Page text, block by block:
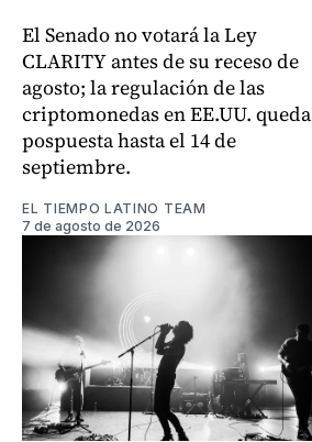
El Senado no votará la Ley
CLARITY antes de su receso de
agosto; la regulación de las
criptomonedas en EE.UU. queda
pospuesta hasta el 14 de
septiembre.
EL TIEMPO LATINO TEAM
7 de agosto de 2026